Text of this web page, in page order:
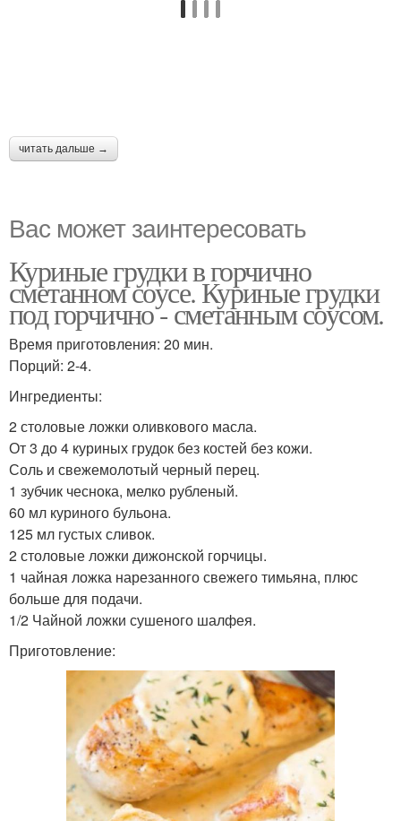
читать дальше →
Вас может заинтересовать
Куриные грудки в горчично
сметанном соусе. Куриные грудки
под горчично - сметанным соусом.
Время приготовления: 20 мин.
Порций: 2-4.
Ингредиенты:
2 столовые ложки оливкового масла.
От 3 до 4 куриных грудок без костей без кожи.
Соль и свежемолотый черный перец.
1 зубчик чеснока, мелко рубленый.
60 мл куриного бульона.
125 мл густых сливок.
2 столовые ложки дижонской горчицы.
1 чайная ложка нарезанного свежего тимьяна, плюс
больше для подачи.
1/2 Чайной ложки сушеного шалфея.
Приготовление: